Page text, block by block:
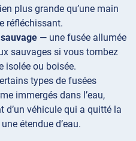
plus grande qu’une main
réfléchissant.
— une fusée allumée
sauvages si vous tombez
isolée ou boisée.
types de fusées
immergés dans l’eau,
d’un véhicule qui a quitté la
étendue d’eau.